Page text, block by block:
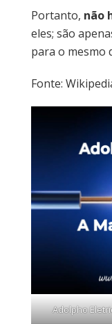
Portanto, não
eles; são
para o mesmo
Fonte:
Adolpho